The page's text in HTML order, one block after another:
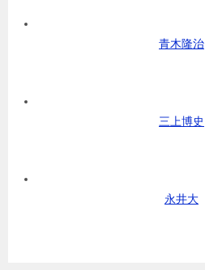
青木隆治
三上博史
永井大